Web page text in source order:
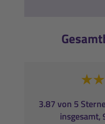
3.87 von 5
insgesamt,